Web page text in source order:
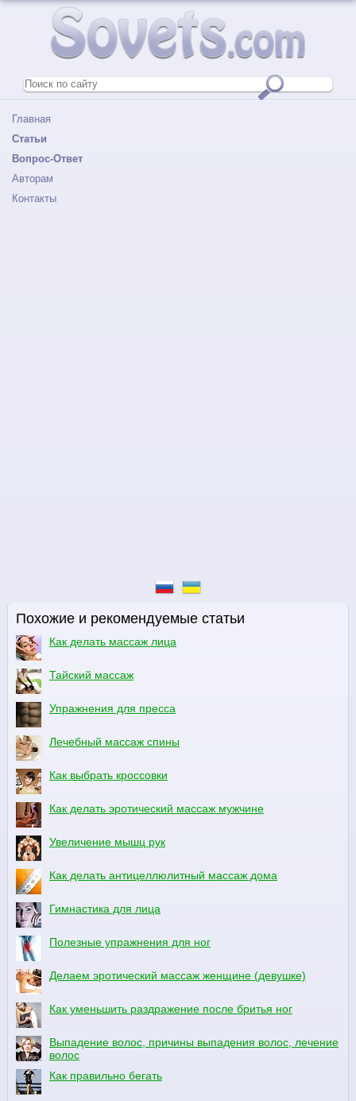
Главная
Статьи
Вопрос-Ответ
Авторам
Контакты
Похожие и рекомендуемые статьи
Как делать массаж лица
Тайский массаж
Упражнения для пресса
Лечебный массаж спины
Как выбрать кроссовки
Как делать эротический массаж мужчине
Увеличение мышц рук
Как делать антицеллюлитный массаж дома
Гимнастика для лица
Полезные упражнения для ног
Делаем эротический массаж женщине (девушке)
Как уменьшить раздражение после бритья ног
Выпадение волос, причины выпадения волос, лечение
волос
Как правильно бегать